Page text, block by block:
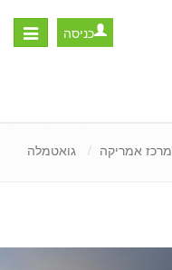
Toggle
כניסה
מרכז אמריקה גואטמלה